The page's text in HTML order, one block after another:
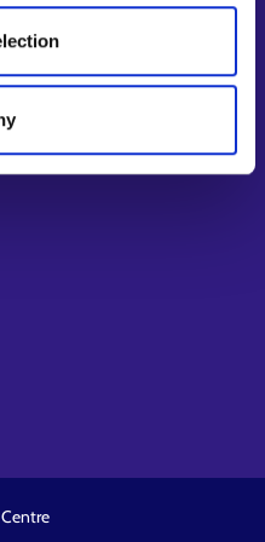
Finnish/Swedish)⁠